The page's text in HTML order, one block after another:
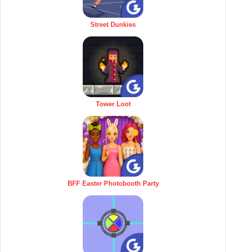
Street Dunkies
Tower Loot
BFF Easter Photobooth Party